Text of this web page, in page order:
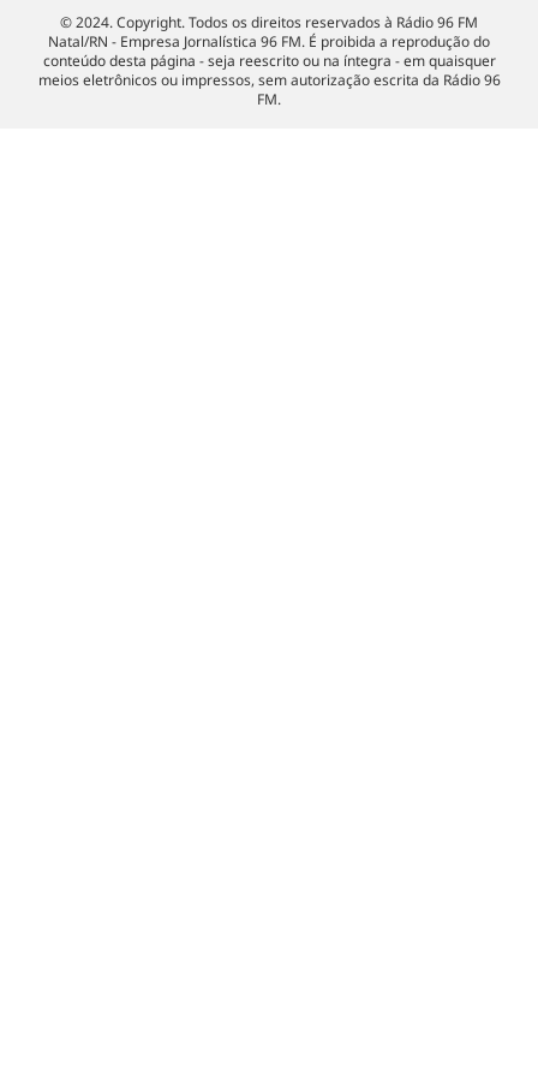
© 2024. Copyright. Todos os direitos reservados à Rádio 96 FM
Natal/RN - Empresa Jornalística 96 FM. É proibida a reprodução do
conteúdo desta página - seja reescrito ou na íntegra - em quaisquer
meios eletrônicos ou impressos, sem autorização escrita da Rádio 96
FM.